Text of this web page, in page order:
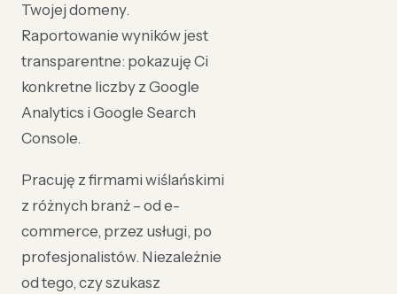
Twojej domeny.
Raportowanie wyników jest
transparentne: pokazuję Ci
konkretne liczby z Google
Analytics i Google Search
Console.
Pracuję z firmami wiślańskimi
z różnych branż – od e-
commerce, przez usługi, po
profesjonalistów. Niezależnie
od tego, czy szukasz